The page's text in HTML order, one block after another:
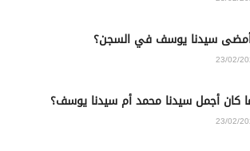
سيدنا يوسف في السجن؟
كان أجمل سيدنا محمد أم سيدنا يوسف؟